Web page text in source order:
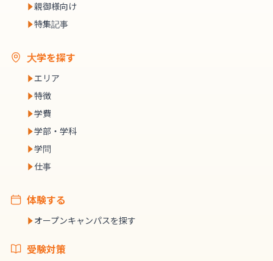
親御様向け
特集記事
大学を探す
エリア
特徴
学費
学部・学科
学問
仕事
体験する
オープンキャンパスを探す
受験対策